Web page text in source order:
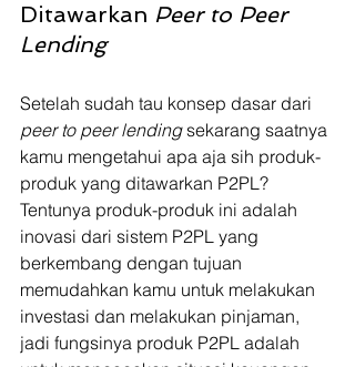
Ditawarkan Peer to Peer
Lending
Setelah sudah tau konsep dasar dari
peer to peer lending sekarang saatnya
kamu mengetahui apa aja sih produk-
produk yang ditawarkan P2PL?
Tentunya produk-produk ini adalah
inovasi dari sistem P2PL yang
berkembang dengan tujuan
memudahkan kamu untuk melakukan
investasi dan melakukan pinjaman,
jadi fungsinya produk P2PL adalah